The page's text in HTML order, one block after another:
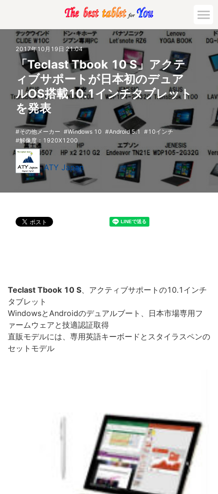
2017年10月19日 21:04
「Teclast Tbook 10 S」アクテ
ィブサポートが日本初のデュア
ルOS搭載10.1インチタブレット
を発表
その他メーカー Windows 10 Android 5.1
10インチ
解像度：1920X1200
ATY Japan
Teclast Tbook 10 S、アクティブサポートの10.1インチ
タブレット
WindowsとAndroidのデュアルブート、日本市場専用フ
ァームウェアと技適認証取得
直販モデルには、専用英語キーボードとスタイラスペンの
セットモデル